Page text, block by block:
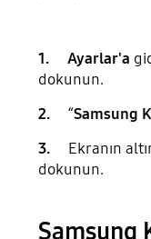
1. Ayarlar'a
dokunun.
2.“Samsung
3. Ekranın
dokunun.
Samsung